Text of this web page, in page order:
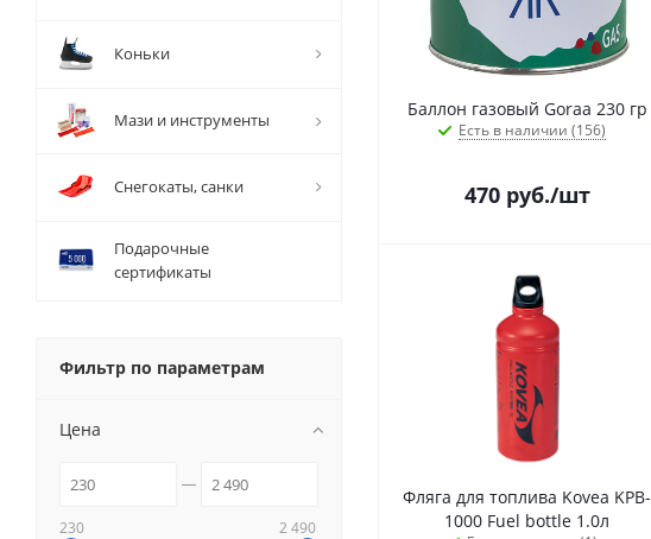
Баллон газовый Goraa 230 гр
Есть в наличии (156)
470руб./шт
Фляга для топлива Kovea KPB-
1000 Fuel bottle 1.0л
Коньки
Мази и инструменты
Снегокаты, санки
Подарочные
сертификаты
Фильтр по параметрам
Цена
230 2 490